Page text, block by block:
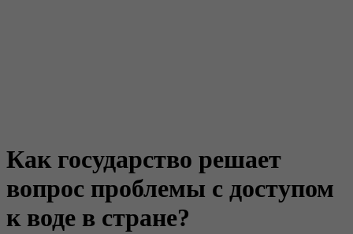
Как государство решает
вопрос проблемы с доступом
к воде в стране?